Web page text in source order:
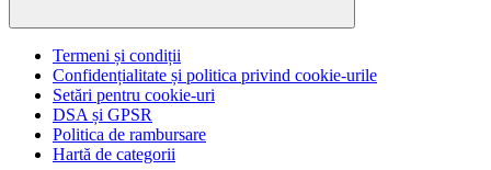
Termeni și condiții
Confidențialitate și politica privind cookie-urile
Setări pentru cookie-uri
DSA și GPSR
Politica de rambursare
Hartă de categorii